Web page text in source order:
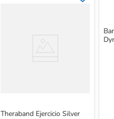
Theraband Ejercicio Silver